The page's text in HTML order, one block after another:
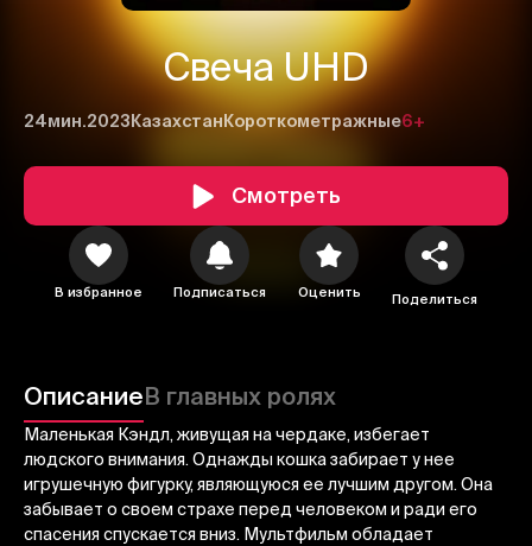
Свеча UHD
24мин.2023 Казахстан Короткометражные6+
Смотреть
В избранное Подписаться Оценить Поделиться
ОписаниеВ главных ролях
Маленькая Кэндл, живущая на чердаке, избегает
людского внимания. Однажды кошка забирает у нее
игрушечную фигурку, являющуюся ее лучшим другом. Она
забывает о своем страхе перед человеком и ради его
спасения спускается вниз. Мультфильм обладает
1 2 3
Отправить